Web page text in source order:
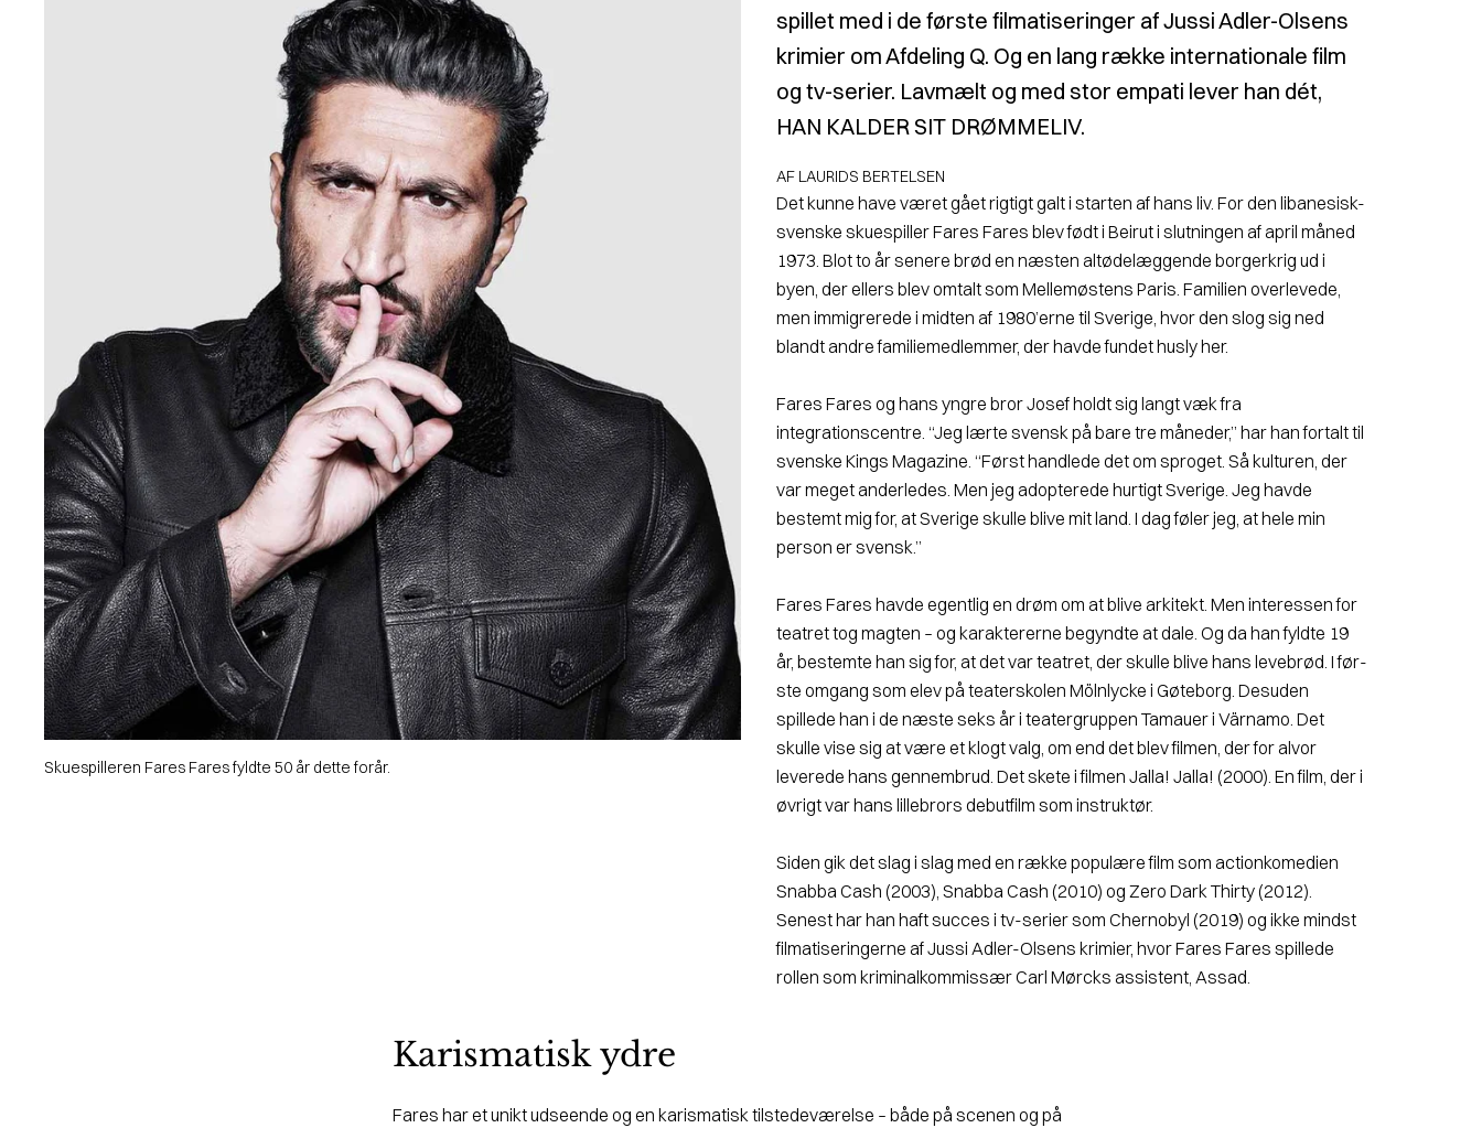
Skuespilleren Fares Fares fyldte 50 år dette forår.
spillet med i de første filmatiseringer af Jussi Adler-Olsens
krimier om Afdeling Q. Og en lang række internationale film
og tv-serier. Lavmælt og med stor empati lever han dét,
HAN KALDER SIT DRØMMELIV.
AF LAURIDS BERTELSEN
Det kunne have været gået rigtigt galt i starten af hans liv. For den libane­sisk-
svenske skuespiller Fares Fares blev født i Beirut i slutningen af april måned
1973. Blot to år senere brød en næ­sten altødelæggende borgerkrig ud i
byen, der ellers blev omtalt som Mellemøstens Paris. Familien overlevede,
men immigrerede i mid­ten af 1980’erne til Sverige, hvor den slog sig ned
blandt andre familiemedlemmer, der havde fundet husly her.
Fares Fares og hans yngre bror Josef holdt sig langt væk fra
integrationscentre. “Jeg lærte svensk på bare tre måneder,” har han fortalt til
svenske Kings Magazine. “Først handlede det om sproget. Så kulturen, der
var meget ander­ledes. Men jeg adopterede hurtigt Sverige. Jeg havde
bestemt mig for, at Sverige skulle blive mit land. I dag føler jeg, at hele min
person er svensk.”
Fares Fares havde egentlig en drøm om at blive arkitekt. Men interessen for
teatret tog magten – og karaktererne begyndte at dale. Og da han fyldte 19
år, bestemte han sig for, at det var teatret, der skulle blive hans levebrød. I før­
ste omgang som elev på teaterskolen Mölnlycke i Gøteborg. Desuden
spillede han i de næste seks år i teatergruppen Tamauer i Värnamo. Det
skulle vise sig at være et klogt valg, om end det blev filmen, der for alvor
leverede hans gennembrud. Det skete i filmen Jalla! Jalla! (2000). En film, der i
øvrigt var hans lillebrors debutfilm som instruktør.
Siden gik det slag i slag med en række populære film som actionkomedien
Snabba Cash (2003), Snabba Cash (2010) og Zero Dark Thirty (2012).
Senest har han haft succes i tv-serier som Chernobyl (2019) og ikke mindst
filmatiseringerne af Jussi Adler-Olsens krimier, hvor Fares Fares spillede
rollen som kriminal­kommissær Carl Mørcks assistent, Assad.
Karismatisk ydre
Fares har et unikt udseende og en karismatisk tilstedeværelse – både på scenen og på